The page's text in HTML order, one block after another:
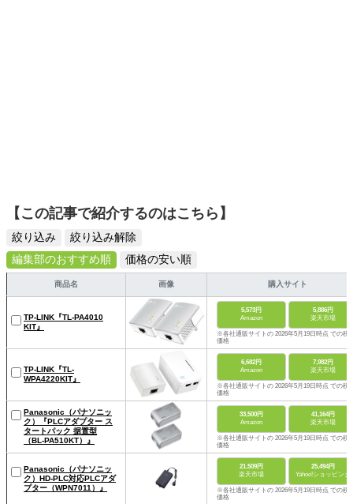
【この記事で紹介するのはこちら】
絞り込み
絞り込み解除
編集部のおすすめ順
価格の安い順
商品名 画像 購入サイト
TP-LINK『TL-PA4010
KIT』
5,573円
Amazon
5,886円
楽天市場
※各社通販サイトの 2026年5月19日時点 での税
価格
TP-LINK『TL-
WPA4220KIT』
6,682円
Amazon
7,982円
楽天市場
※各社通販サイトの 2026年5月19日時点 での税
価格
Panasonic（パナソニッ
ク）『PLCアダプター ス
タートパック 据置型
（BL-PA510KT）』
33,500円
Amazon
41,164円
楽天市場
※各社通販サイトの 2026年5月19日時点 での税
価格
Panasonic（パナソニッ
ク）HD-PLC対応PLCアダ
プター（WPN7011）』
21,509円
楽天市場
25,494円
Yahoo!ショッピング
※各社通販サイトの 2026年5月19日時点 での税
価格